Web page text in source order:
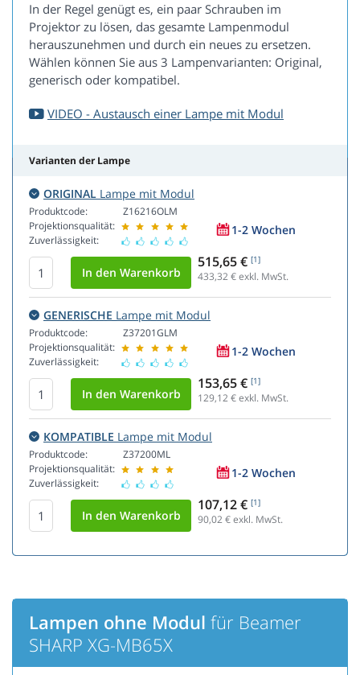
In der Regel genügt es, ein paar Schrauben im
Projektor zu lösen, das gesamte Lampenmodul
herauszunehmen und durch ein neues zu ersetzen.
Wählen können Sie aus 3 Lampenvarianten: Original,
generisch oder kompatibel.
VIDEO - Austausch einer Lampe mit Modul
Varianten der Lampe
ORIGINAL Lampe mit Modul
Produktcode:
Projektionsqualität:
Zuverlässigkeit:
Z16216OLM
1-2 Wochen
515,65 € [1]
433,32€ exkl. MwSt.
GENERISCHE Lampe mit Modul
Produktcode:
Projektionsqualität:
Zuverlässigkeit:
Z37201GLM
1-2 Wochen
153,65 € [1]
129,12€ exkl. MwSt.
KOMPATIBLE Lampe mit Modul
Produktcode:
Projektionsqualität:
Zuverlässigkeit:
Z37200ML
1-2 Wochen
107,12 € [1]
90,02€ exkl. MwSt.
Lampen ohne Modul für Beamer
SHARP XG-MB65X